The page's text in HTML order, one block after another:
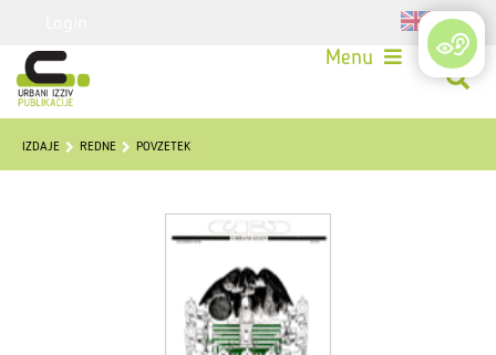
Menu
IZDAJE REDNE POVZETEK